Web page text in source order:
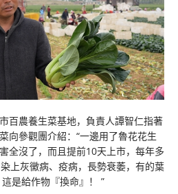
百農養生菜基地，負責人譚智仁指著
向參觀團介紹：“一邊用了魯花花生
全沒了，而且提前10天上市，每年多
上灰黴病、疫病，長勢衰萎，有的葉
是給作物『換命』！ ”